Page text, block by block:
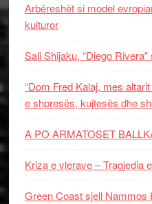
Arbëreshët si model
kulturor
Sali Shijaku, “Diego
“Dom Fred Kalaj, mes
e shpresës, kujtesës dhe
A PO ARMATOSET
Kriza e vlerave – Tragjedia
Green Coast sjell Nammos